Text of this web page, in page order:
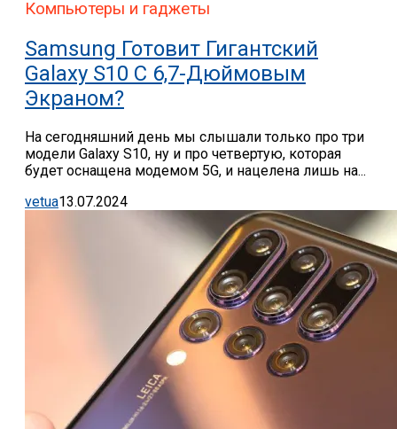
Компьютеры и гаджеты
Samsung Готовит Гигантский
Galaxy S10 С 6,7-Дюймовым
Экраном?
На сегодняшний день мы слышали только про три
модели Galaxy S10, ну и про четвертую, которая
будет оснащена модемом 5G, и нацелена лишь на...
vetua13.07.2024